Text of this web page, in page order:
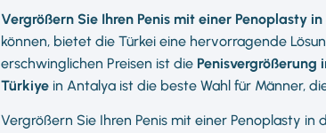
Vergrößern Sie Ihren Penis mit einer Penoplasty
können, bietet die Türkei eine hervorragende
erschwinglichen Preisen ist die Penisvergrößerung
Türkiye in Antalya ist die beste Wahl für Männer,
Vergrößern Sie Ihren Penis mit einer Penoplasty